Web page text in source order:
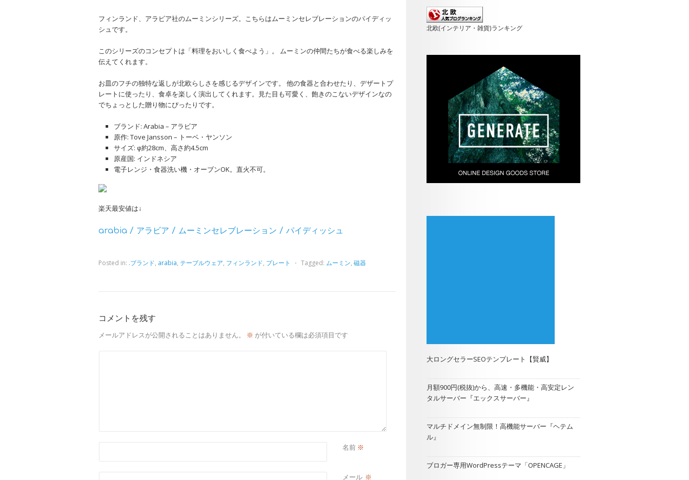
フィンランド、アラビア社のムーミンシリーズ。こちらはムーミンセレブレーションのパイディッ
シュです。
このシリーズのコンセプトは「料理をおいしく食べよう」。 ムーミンの仲間たちが食べる楽しみを
伝えてくれます。
お皿のフチの独特な返しが北欧らしさを感じるデザインです。 他の食器と合わせたり、デザートプ
レートに使ったり、食卓を楽しく演出してくれます。見た目も可愛く、飽きのこないデザインなの
でちょっとした贈り物にぴったりです。
ブランド: Arabia – アラビア
原作: Tove Jansson – トーベ・ヤンソン
サイズ: φ約28cm、高さ約4.5cm
原産国: インドネシア
電子レンジ・食器洗い機・オーブンOK。直火不可。
楽天最安値は↓
arabia / アラビア / ムーミンセレブレーション / パイディッシュ
Posted in: .ブランド, arabia, テーブルウェア, フィンランド, プレート ⋅ Tagged: ムーミン, 磁器
コメントを残す
メールアドレスが公開されることはありません。
※ が付いている欄は必須項目です
名前 ※
メール ※
北欧(インテリア・雑貨)ランキング
大ロングセラーSEOテンプレート【賢威】
月額900円(税抜)から、高速・多機能・高安定レン
タルサーバー『エックスサーバー』
マルチドメイン無制限！高機能サーバー『ヘテム
ル』
ブロガー専用WordPressテーマ「OPENCAGE」